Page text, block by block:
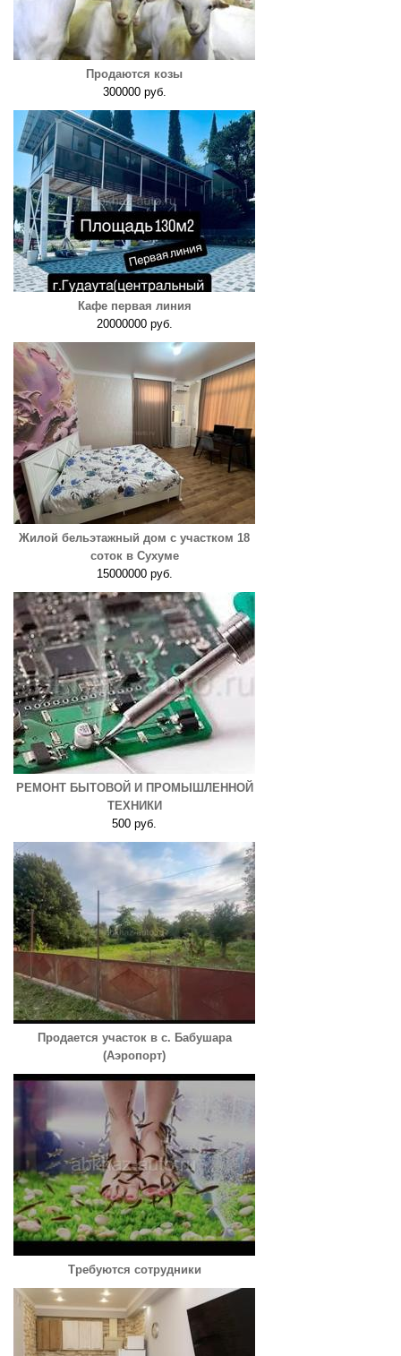
Продаются козы
300000 руб.
Кафе первая линия
20000000 руб.
Жилой бельэтажный дом с участком 18
соток в Сухуме
15000000 руб.
РЕМОНТ БЫТОВОЙ И ПРОМЫШЛЕННОЙ
ТЕХНИКИ
500 руб.
Продается участок в с. Бабушара
(Аэропорт)
Требуются сотрудники